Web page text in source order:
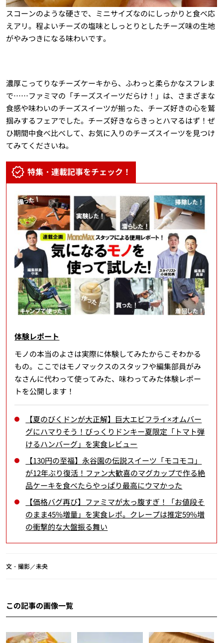
スコーンのような硬さで、ミニサイズなのにしっかりと食べ応
えアリ。程よいチーズの塩味としっとりとしたチーズ味の生地
がやみつきになる味わいです。
濃厚こってりなチーズケーキから、ふわっと柔らかなスフレま
で……ファミマの「チーズスイーツだらけ！」は、さまざまな
食感や味わいのチーズスイーツが揃った、チーズ好きの心を鷲
掴みするフェアでした。チーズ好きならきっとハマるはず！ぜ
ひ期間中食べ比べして、お気に入りのチーズスイーツを見つけ
てみてくださいね。
特集・連載記事をチェック！
体験レポート
モノの本当のよさは実際に体験してみたからこそわかる
もの。ここではモノマックスのスタッフや編集部員がみ
なさんに代わって使ってみた、味わってみた体験レポー
トを公開します！
【夏のびくドンが大正解】巨大エビフライ×オムバー
グにハマりそう！びっくりドンキー夏限定「トマト弾
けるハンバーグ」を実食レビュー
【130円の至福】永谷園の伝説スイーツ「モコモコ」
が12年ぶり復活！ファン大歓喜のマグカップで作る絶
品ケーキを食べたらやっぱり最高にウマかった
【価格バグ再び】ファミマが太っ腹すぎ！「お値段そ
のまま45%増量」を実食レポ。クレープは推定59%増
の衝撃的な大盤振る舞い
文・撮影／未央
この記事の画像一覧